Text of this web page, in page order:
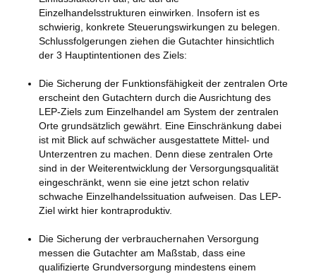
Einzelhandelsstrukturen einwirken. Insofern ist es
schwierig, konkrete Steuerungswirkungen zu belegen.
Schlussfolgerungen ziehen die Gutachter hinsichtlich
der 3 Hauptintentionen des Ziels:
Die Sicherung der Funktionsfähigkeit der zentralen Orte
erscheint den Gutachtern durch die Ausrichtung des
LEP-Ziels zum Einzelhandel am System der zentralen
Orte grundsätzlich gewährt. Eine Einschränkung dabei
ist mit Blick auf schwächer ausgestattete Mittel- und
Unterzentren zu machen. Denn diese zentralen Orte
sind in der Weiterentwicklung der Versorgungsqualität
eingeschränkt, wenn sie eine jetzt schon relativ
schwache Einzelhandelssituation aufweisen. Das LEP-
Ziel wirkt hier kontraproduktiv.
Die Sicherung der verbrauchernahen Versorgung
messen die Gutachter am Maßstab, dass eine
qualifizierte Grundversorgung mindestens einem